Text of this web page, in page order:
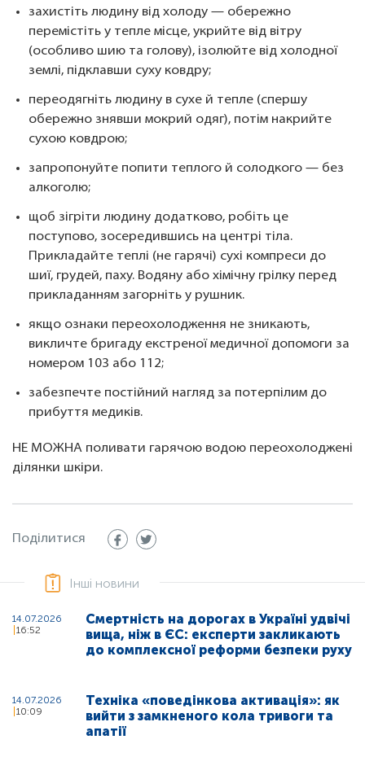
захистіть людину від холоду — обережно
перемістіть у тепле місце, укрийте від вітру
(особливо шию та голову), ізолюйте від холодної
землі, підклавши суху ковдру;
переодягніть людину в сухе й тепле (спершу
обережно знявши мокрий одяг), потім накрийте
сухою ковдрою;
запропонуйте попити теплого й солодкого — без
алкоголю;
щоб зігріти людину додатково, робіть це
поступово, зосередившись на центрі тіла.
Прикладайте теплі (не гарячі) сухі компреси до
шиї, грудей, паху. Водяну або хімічну грілку перед
прикладанням загорніть у рушник.
якщо ознаки переохолодження не зникають,
викличте бригаду екстреної медичної допомоги за
номером 103 або 112;
забезпечте постійний нагляд за потерпілим до
прибуття медиків.
НЕ МОЖНА поливати гарячою водою переохолоджені
ділянки шкіри.
Поділитися
Інші новини
14.07.2026
16:52
Смертність на дорогах в Україні удвічі
вища, ніж в ЄС: експерти закликають
до комплексної реформи безпеки руху
14.07.2026
10:09
Техніка «поведінкова активація»: як
вийти з замкненого кола тривоги та
апатії